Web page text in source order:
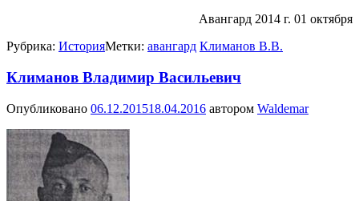
Авангард 2014 г. 01 октября
Рубрика: ИсторияМетки: авангард Климанов В.В.
Климанов Владимир Васильевич
Опубликовано 06.12.201518.04.2016 автором Waldemar